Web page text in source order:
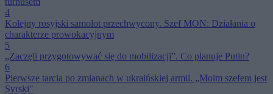
4
Kolejny rosyjski samolot przechwycony. Szef MON: Działania o
charakterze prowokacyjnym
5
„Zaczęli przygotowywać się do mobilizacji”. Co planuje Putin?
6
Pierwsze tarcia po zmianach w ukraińskiej armii. „Moim szefem jest
Syrski"